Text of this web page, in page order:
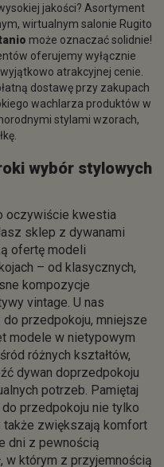
jakości? Asortyment
wirtualnym salonie Rugito
może oznaczać solidnie!
oferujemy wyłącznie
atrakcyjnej cenie.
dostawę przy zakupach
wachlarza produktów w
stylami wzorach,
wybór stylowych
oczywiście kwestia
sklep z dywanami
ofertę modeli
– od klasycznych,
kompozycje
vintage. U nas
przedpokoju, mniejsze
modele w nietypowym
różnych kształtów,
dywan doprzedpokoju
potrzeb. Pamiętaj
przedpokoju nie tylko
także zwiększają komfort
dni z pewnością
w którym z przyjemnością